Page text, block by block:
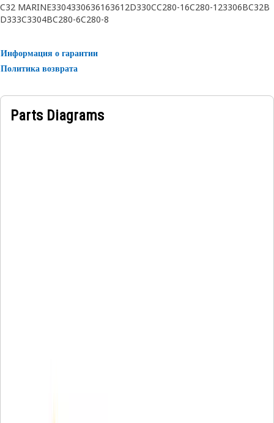
C32 MARINE3304330636163612D330CC280-16C280-123306BC32B
D333C3304BC280-6C280-8
Информация о гарантии
Политика возврата
Parts Diagrams